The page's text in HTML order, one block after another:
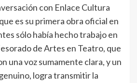
con Enlace Cultura
es su primera obra oficial en
sólo había hecho trabajo en
de Artes en Teatro, que
una voz sumamente clara, y un
logra transmitir la